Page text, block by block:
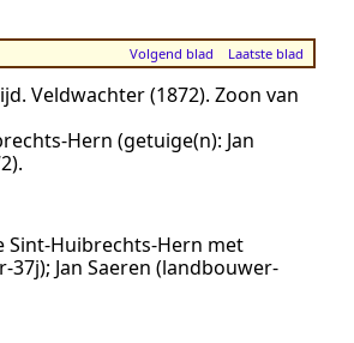
Volgend blad Laatste blad
Veldwachter (1872). Zoon van
Hern (getuige(n): Jan
.
Sint-Huibrechts-Hern met
37j); Jan Saeren (landbouwer-